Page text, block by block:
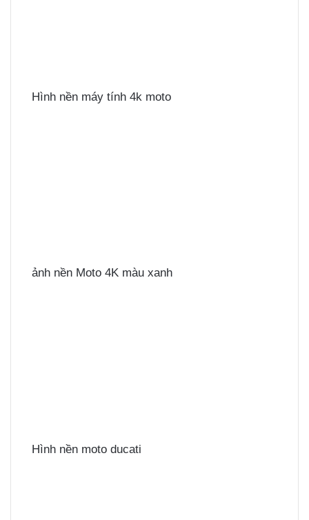
Hình nền máy tính 4k moto
ảnh nền Moto 4K màu xanh
Hình nền moto ducati